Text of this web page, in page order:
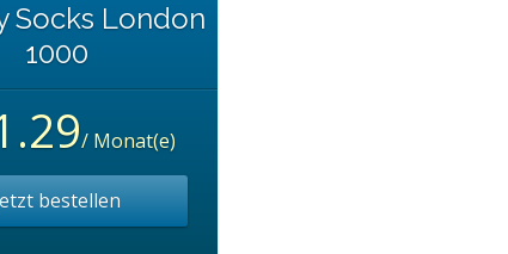
Socks London
1000
/ Monat(e)
bestellen